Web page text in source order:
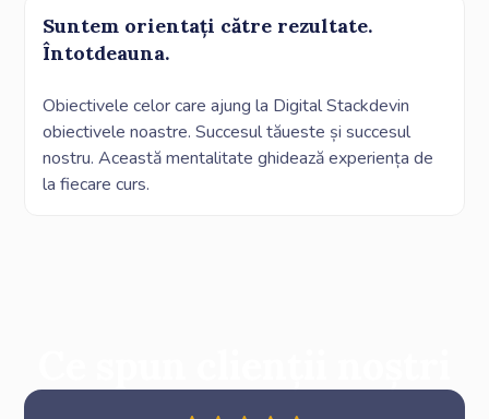
Suntem orientați către rezultate.
Întotdeauna.
Obiectivele celor care ajung la Digital Stackdevin
obiectivele noastre. Succesul tăueste și succesul
nostru. Această mentalitate ghidează experiența de
la fiecare curs.